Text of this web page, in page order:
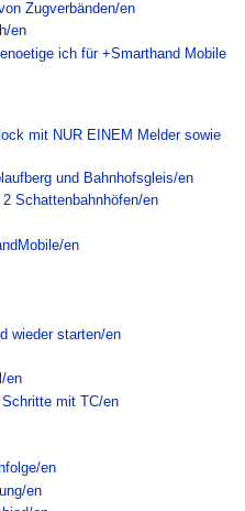
Zugverbänden/en
en
ich für +Smarthand Mobile
mit NUR EINEM Melder sowie
und Bahnhofsgleis/en
Schattenbahnhöfen/en
en
wieder starten/en
en
mit TC/en
en
en